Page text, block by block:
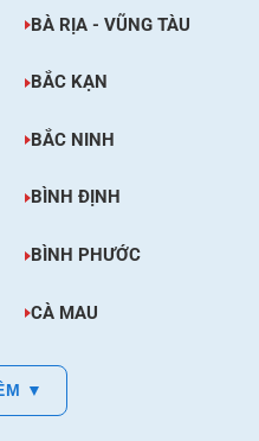
BÀ RỊA - VŨNG TÀU
BẮC KẠN
BẮC NINH
BÌNH ĐỊNH
BÌNH PHƯỚC
CÀ MAU
▼